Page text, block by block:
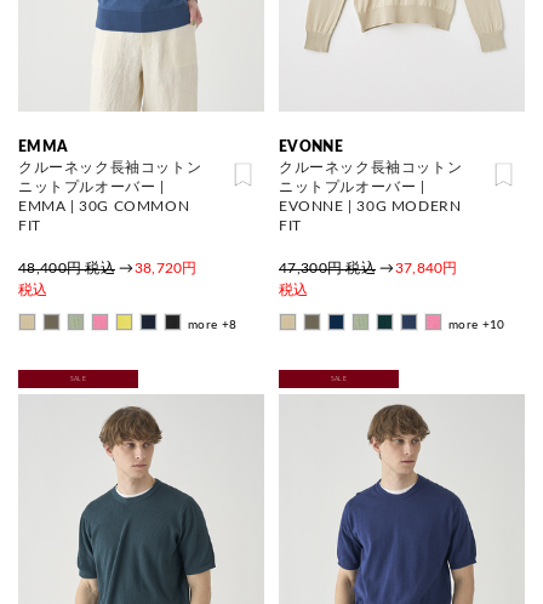
EMMA
クルーネック長袖コットン
ニットプルオーバー |
EMMA | 30G COMMON
FIT
48,400円 税込 →38,720円
税込
more +8
EVONNE
クルーネック長袖コットン
ニットプルオーバー |
EVONNE | 30G MODERN
FIT
47,300円 税込 →37,840円
税込
more +10
SALE SALE